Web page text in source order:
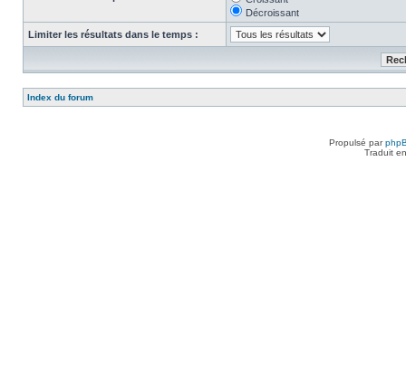
Décroissant
Limiter les résultats dans le temps :
Index du forum
Propulsé par
Traduit